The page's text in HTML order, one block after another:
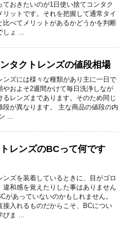
ておきたいのが1日使い捨てコンタク
リットです。それを把握して通常タイ
比べてメリットがあるかどうかを判断
しょ ...
タクトレンズの値段相場
ンズには様々な種類があり主に一日で
やおよそ2週間かけて毎日洗浄しなが
るレンズまであります。そのため同じ
段が異なります。 主な商品の値段の内
...
レンズのBCって何です
ンズを装着しているときに、目がゴロ
違和感を覚えたりした事はありません
があっていないのかもしれません。
接入れるものだからこそ、BCについ
びま ...